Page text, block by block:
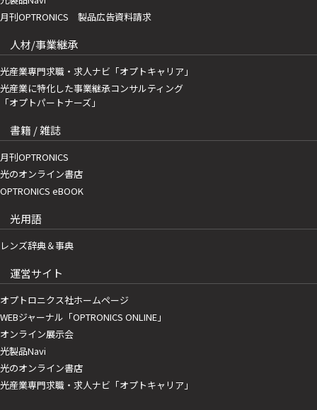
月刊OPTRONICS 製品広告資料請求
人材/事業継承
光産業専門求職・求人ナビ「オプトキャリア」
光産業に特化した事業継承コンサルティング
「オプトパートナーズ」
書籍 / 雑誌
月刊OPTRONICS
光のオンライン書店
OPTRONICS eBOOK
光用語
レンズ辞典＆事典
運営サイト
オプトロニクス社ホームページ
WEBジャーナル「OPTRONICS ONLINE」
オンライン展示会
光製品Navi
光のオンライン書店
光産業専門求職・求人ナビ「オプトキャリア」